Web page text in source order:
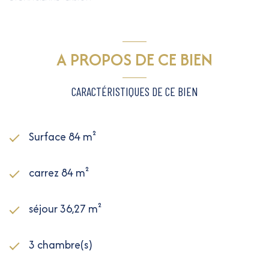
A PROPOS DE CE BIEN
CARACTÉRISTIQUES DE CE BIEN
Surface 84 m²
carrez 84 m²
séjour 36,27 m²
3 chambre(s)